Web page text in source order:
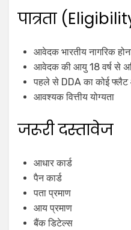
पात्रता
आवेदक भारतीय नागरिक
आवेदक की आयु 18 वर्ष से
पहले से DDA का कोई फ्लैट
आवश्यक वित्तीय योग्यता
जरूरी दस्तावेज
आधार कार्ड
पैन कार्ड
पता प्रमाण
आय प्रमाण
बैंक डिटेल्स